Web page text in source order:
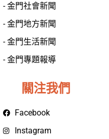
- 金門社會新聞
- 金門地方新聞
- 金門生活新聞
- 金門專題報導
關注我們
Facebook
Instagram